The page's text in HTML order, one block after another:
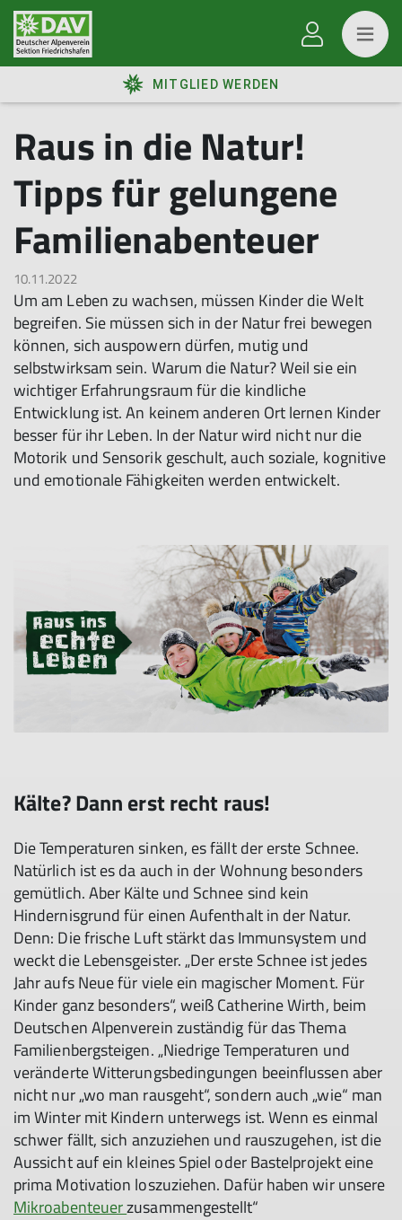
MITGLIED WERDEN
Raus in die Natur!
Tipps für gelungene
Familienabenteuer
10.11.2022
Um am Leben zu wachsen, müssen Kinder die Welt
begreifen. Sie müssen sich in der Natur frei bewegen
können, sich auspowern dürfen, mutig und
selbstwirksam sein. Warum die Natur? Weil sie ein
wichtiger Erfahrungsraum für die kindliche
Entwicklung ist. An keinem anderen Ort lernen Kinder
besser für ihr Leben. In der Natur wird nicht nur die
Motorik und Sensorik geschult, auch soziale, kognitive
und emotionale Fähigkeiten werden entwickelt.
Kälte? Dann erst recht raus!
Die Temperaturen sinken, es fällt der erste Schnee.
Natürlich ist es da auch in der Wohnung besonders
gemütlich. Aber Kälte und Schnee sind kein
Hindernisgrund für einen Aufenthalt in der Natur.
Denn: Die frische Luft stärkt das Immunsystem und
weckt die Lebensgeister. „Der erste Schnee ist jedes
Jahr aufs Neue für viele ein magischer Moment. Für
Kinder ganz besonders“, weiß Catherine Wirth, beim
Deutschen Alpenverein zuständig für das Thema
Familienbergsteigen. „Niedrige Temperaturen und
veränderte Witterungsbedingungen beeinflussen aber
nicht nur „wo man rausgeht“, sondern auch „wie“ man
im Winter mit Kindern unterwegs ist. Wenn es einmal
schwer fällt, sich anzuziehen und rauszugehen, ist die
Aussicht auf ein kleines Spiel oder Bastelprojekt eine
prima Motivation loszuziehen. Dafür haben wir unsere
Mikroabenteuerzusammengestellt“